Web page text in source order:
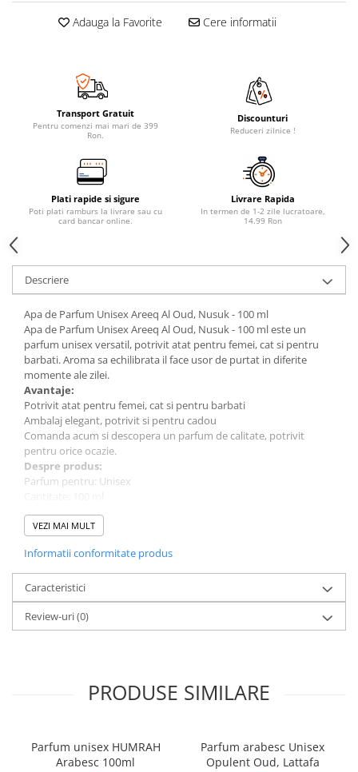
Adauga la Favorite Cere informatii
Transport Gratuit
Pentru comenzi mai mari de 399
Ron.
Discounturi
Reduceri zilnice !
Plati rapide si sigure
Poti plati ramburs la livrare sau cu
card bancar online.
Livrare Rapida
In termen de 1-2 zile lucratoare,
14.99 Ron
Descriere
Apa de Parfum Unisex Areeq Al Oud, Nusuk - 100 ml
Apa de Parfum Unisex Areeq Al Oud, Nusuk - 100 ml este un
parfum unisex versatil, potrivit atat pentru femei, cat si pentru
barbati. Aroma sa echilibrata il face usor de purtat in diferite
momente ale zilei.
Avantaje:
Potrivit atat pentru femei, cat si pentru barbati
Ambalaj elegant, potrivit si pentru cadou
Comanda acum si descopera un parfum de calitate, potrivit
pentru orice ocazie.
Despre produs:
Parfum pentru: Unisex
Tip parfum: Apa de Parfum
Brand: Nusuk
VEZI MAI MULT
Informatii conformitate produs
Caracteristici
Review-uri(0)
PRODUSE SIMILARE
Parfum unisex HUMRAH
Arabesc 100ml
Parfum arabesc Unisex
Opulent Oud, Lattafa